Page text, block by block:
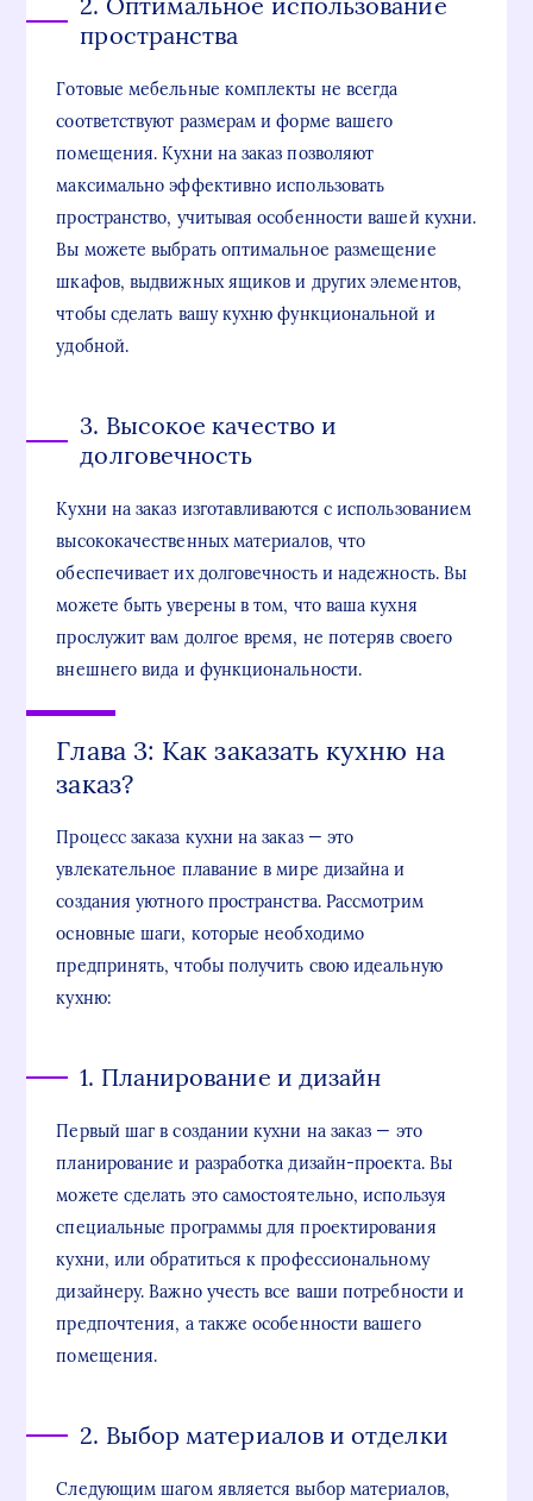
пространства
Готовые мебельные комплекты не всегда
соответствуют размерам и форме вашего
помещения. Кухни на заказ позволяют
максимально эффективно использовать
пространство, учитывая особенности вашей кухни.
Вы можете выбрать оптимальное размещение
шкафов, выдвижных ящиков и других элементов,
чтобы сделать вашу кухню функциональной и
удобной.
3. Высокое качество и
долговечность
Кухни на заказ изготавливаются с использованием
высококачественных материалов, что
обеспечивает их долговечность и надежность. Вы
можете быть уверены в том, что ваша кухня
прослужит вам долгое время, не потеряв своего
внешнего вида и функциональности.
Глава 3: Как заказать кухню на
заказ?
Процесс заказа кухни на заказ — это
увлекательное плавание в мире дизайна и
создания уютного пространства. Рассмотрим
основные шаги, которые необходимо
предпринять, чтобы получить свою идеальную
кухню:
1. Планирование и дизайн
Первый шаг в создании кухни на заказ — это
планирование и разработка дизайн-проекта. Вы
можете сделать это самостоятельно, используя
специальные программы для проектирования
кухни, или обратиться к профессиональному
дизайнеру. Важно учесть все ваши потребности и
предпочтения, а также особенности вашего
помещения.
2. Выбор материалов и отделки
Следующим шагом является выбор материалов,